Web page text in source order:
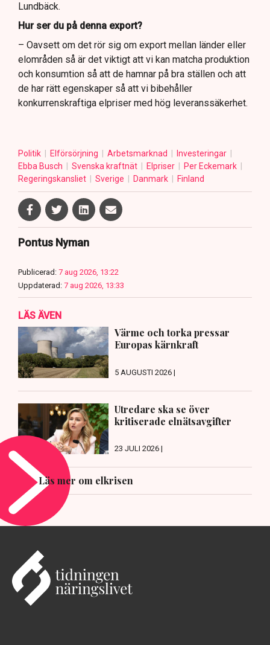
Lundbäck.
Hur ser du på denna export?
– Oavsett om det rör sig om export mellan länder eller
elområden så är det viktigt att vi kan matcha produktion
och konsumtion så att de hamnar på bra ställen och att
de har rätt egenskaper så att vi bibehåller
konkurrenskraftiga elpriser med hög leveranssäkerhet.
Politik Elförsörjning Arbetsmarknad
Investeringar
Ebba Busch
Svenska kraftnät Elpriser
Per Eckemark
Regeringskansliet
Sverige Danmark Finland
Pontus Nyman
Publicerad: 7 aug 2026, 13:22
Uppdaterad: 7 aug 2026, 13:33
LÄS ÄVEN
Värme och torka pressar
Europas kärnkraft
5 AUGUSTI 2026 |
Utredare ska se över
kritiserade elnätsavgifter
23 JULI 2026 |
Läs mer om elkrisen